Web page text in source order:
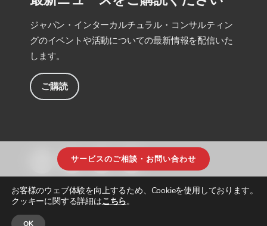
ジャパン・インターカルチュラル・コンサルティン
グのイベントや活動についての最新情報を配信いた
します。
ご購読
サービスのご相談・お問い合わせ
お客様のウェブ体験を向上するため、Cookieを使用しております。
クッキーに関する詳細はこちら。
OK